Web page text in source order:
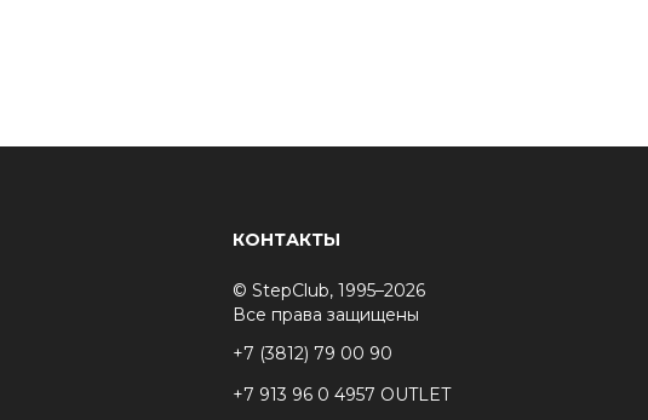
КОНТАКТЫ
© StepClub, 1995–2026
Все права защищены
+7 (3812) 79 00 90
+7 913 96 0 4957 OUTLET